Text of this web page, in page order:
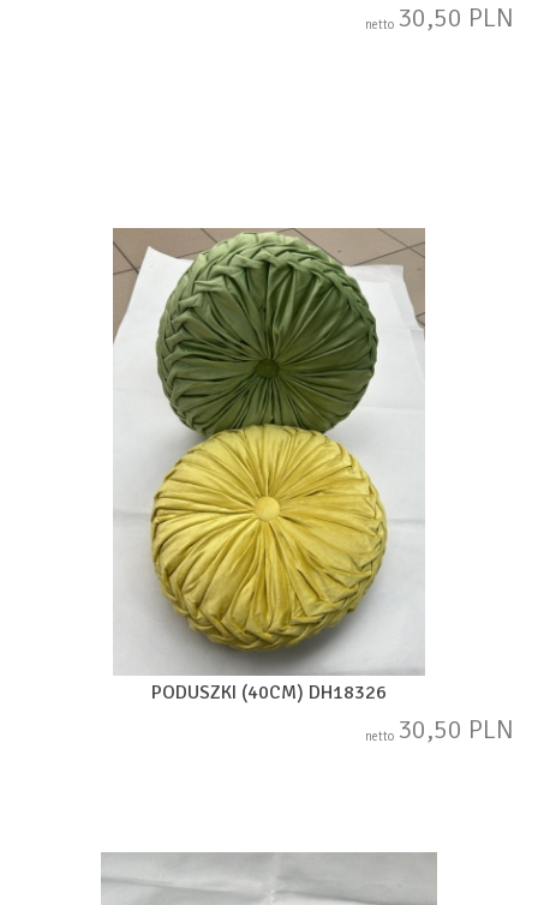
netto 30,50 PLN
PODUSZKI (40CM) DH18326
netto 30,50 PLN